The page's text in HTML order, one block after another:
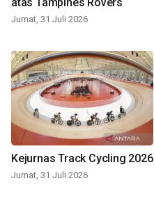
Jumat, 31 Juli 2026
Kejurnas Track Cycling 2026
Jumat, 31 Juli 2026